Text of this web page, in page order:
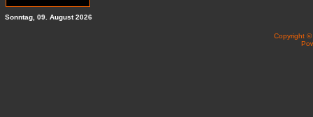
Sonntag, 09. August 2026
Copyright